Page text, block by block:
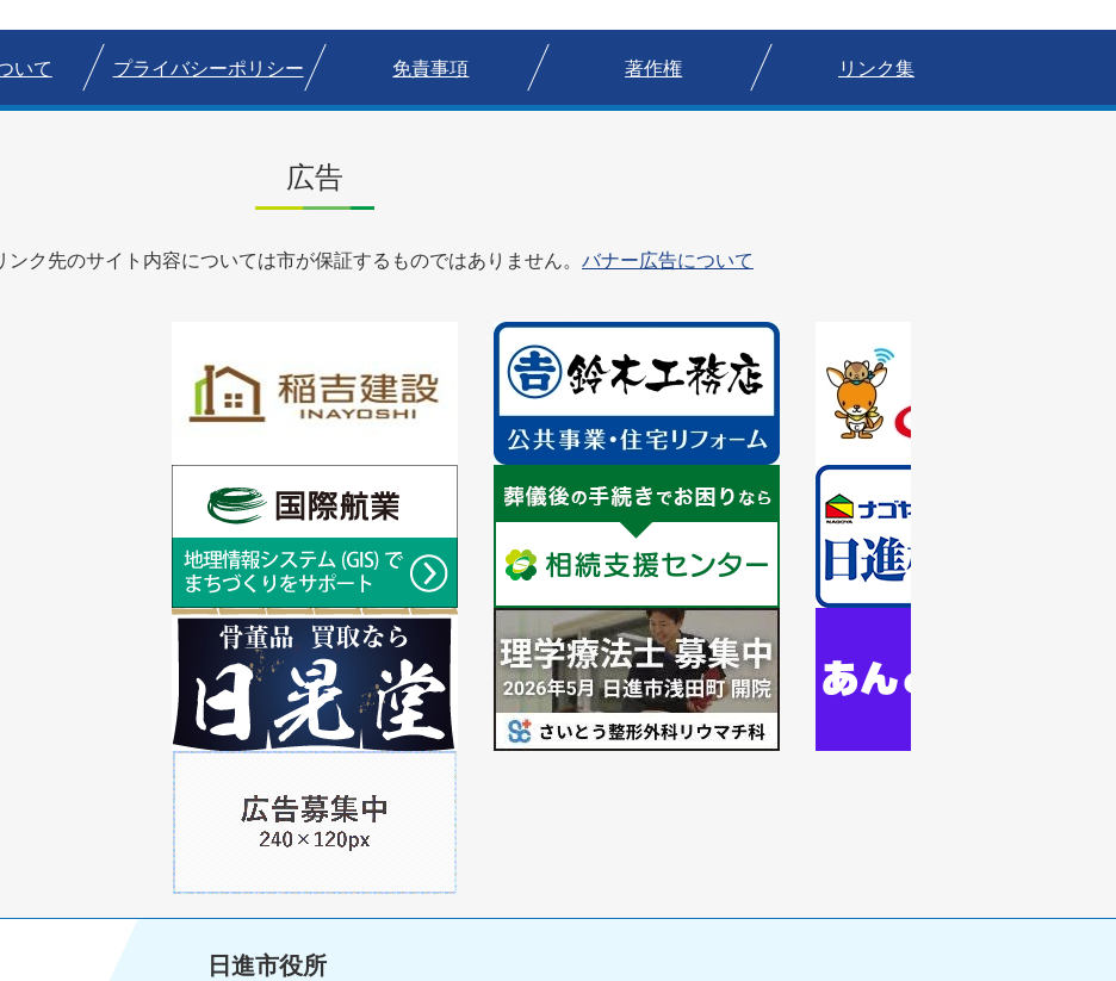
いて プライバシーポリシー 免責事項 著作権 リンク集
広告
ンク先のサイト内容については市が保証するものではありません。 バナー広告について
の
ド
1
枚
目
の
ス
イ
枚
目
ラ
イ
ド
目
の
ス
ラ
枚
の
ラ
イ
ド
1
枚
目
の
ス
ド
1
の
ス
ラ
イ
ド
1
枚
目
の
ス
目
1
枚
目
の
ス
日進市役所